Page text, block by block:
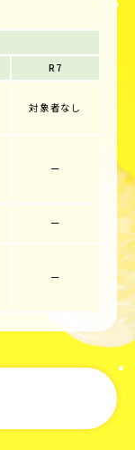
R7
対象者なし
ー
ー
ー